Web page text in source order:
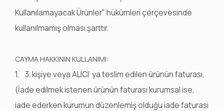
Kullanılamayacak Ürünler" hükümleri çerçevesinde
kullanılmamış olması şarttır.
CAYMA HAKKININ KULLANIMI:
1. 3. kişiye veya ALICI’ ya teslim edilen ürünün faturası,
(İade edilmek istenen ürünün faturası kurumsal ise,
iade ederken kurumun düzenlemiş olduğu iade faturası